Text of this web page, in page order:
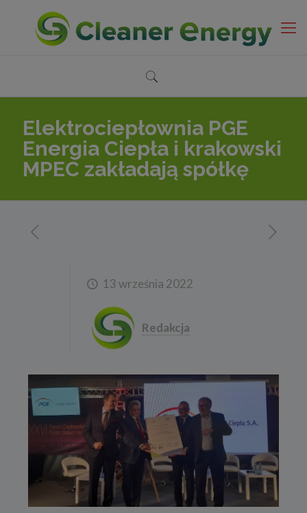
Elektrociepłownia PGE
Energia Ciepła i krakowski
MPEC zakładają spółkę
13 września 2022
Redakcja